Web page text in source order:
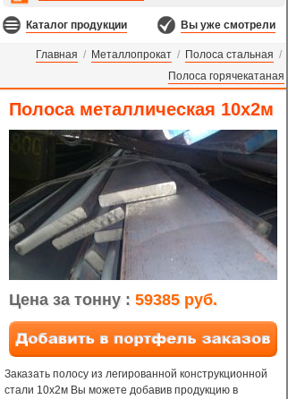
Каталог продукции Вы уже смотрели
Главная / Металлопрокат / Полоса стальная /
Полоса горячекатаная
Полоса металлическая 10х2м
Цена за тонну : 59385 руб.
Заказать полосу из легированной конструкционной
стали 10х2м Вы можете добавив продукцию в